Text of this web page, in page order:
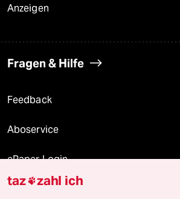
Anzeigen
Fragen & Hilfe
Feedback
Aboservice
ePaper Login
Downloads für Abonnierende
taz zahl ich